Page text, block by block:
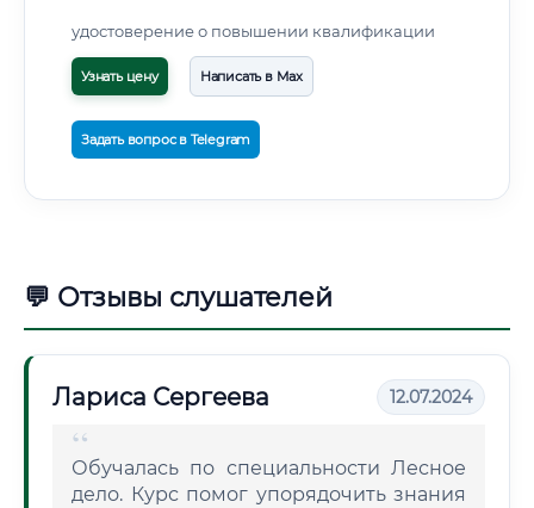
удостоверение о повышении квалификации
Узнать цену Написать в Max
Задать вопрос в Telegram
💬 Отзывы слушателей
Лариса Сергеева 12.07.2024
Обучалась по специальности Лесное
дело. Курс помог упорядочить знания